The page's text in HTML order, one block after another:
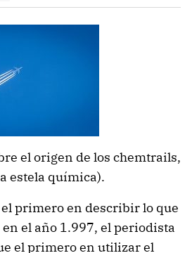
el origen de los chemtrails,
estela química).
primero en describir lo que
el año 1.997, el periodista
el primero en utilizar el